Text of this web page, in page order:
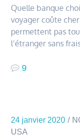
Quelle banque
voyager coûte
permettent pas
l’étranger sans
9
24 janvier 2020
USA